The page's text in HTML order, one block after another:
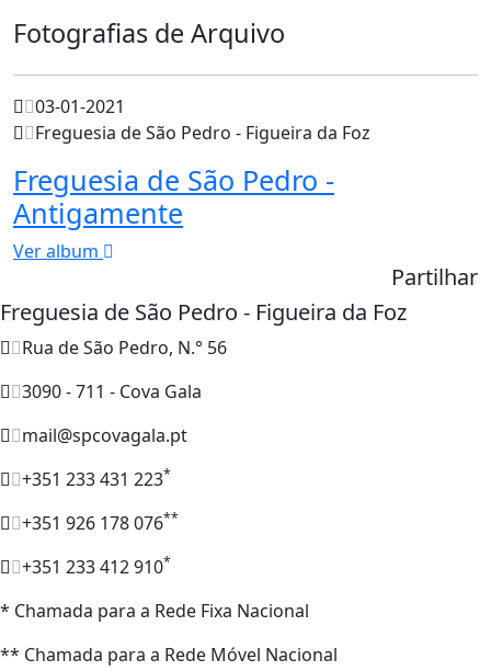
Fotografias de Arquivo
03-01-2021
Freguesia de São Pedro - Figueira da Foz
Freguesia de São Pedro -
Antigamente
Ver album
Partilhar
Freguesia de São Pedro - Figueira da Foz
Rua de São Pedro, N.° 56
3090 - 711 - Cova Gala
mail@spcovagala.pt
+351 233 431 223*
+351 926 178 076**
+351 233 412 910*
* Chamada para a Rede Fixa Nacional
** Chamada para a Rede Móvel Nacional